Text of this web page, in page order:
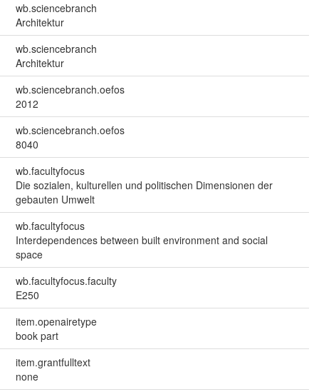
wb.sciencebranch
Architektur
wb.sciencebranch
Architektur
wb.sciencebranch.oefos
2012
wb.sciencebranch.oefos
8040
wb.facultyfocus
Die sozialen, kulturellen und politischen Dimensionen der
gebauten Umwelt
wb.facultyfocus
Interdependences between built environment and social
space
wb.facultyfocus.faculty
E250
item.openairetype
book part
item.grantfulltext
none